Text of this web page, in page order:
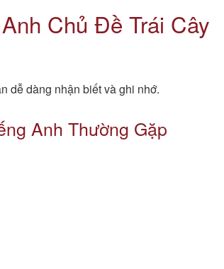
Chủ Đề Trái Cây
dễ dàng nhận biết và ghi nhớ.
Anh Thường Gặp